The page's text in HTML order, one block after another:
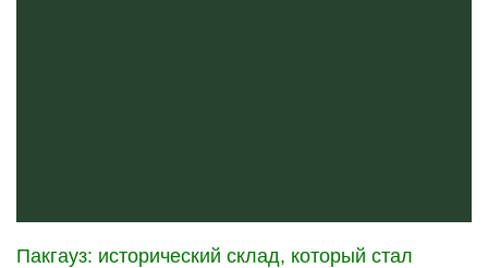
Пакгауз: исторический склад, который стал